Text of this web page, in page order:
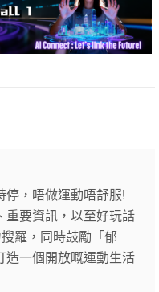
停，唔做運動唔舒服!
重要資訊，以至好玩話
羅，同時鼓勵「郁
造一個開放嘅運動生活